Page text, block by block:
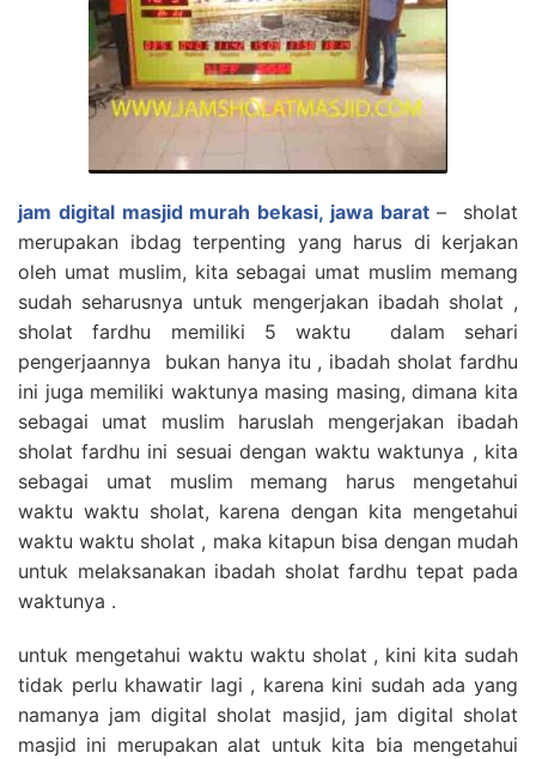
jam digital masjid murah bekasi, jawa barat – sholat
merupakan ibdag terpenting yang harus di kerjakan
oleh umat muslim, kita sebagai umat muslim memang
sudah seharusnya untuk mengerjakan ibadah sholat ,
sholat fardhu memiliki 5 waktu dalam sehari
pengerjaannya bukan hanya itu , ibadah sholat fardhu
ini juga memiliki waktunya masing masing, dimana kita
sebagai umat muslim haruslah mengerjakan ibadah
sholat fardhu ini sesuai dengan waktu waktunya , kita
sebagai umat muslim memang harus mengetahui
waktu waktu sholat, karena dengan kita mengetahui
waktu waktu sholat , maka kitapun bisa dengan mudah
untuk melaksanakan ibadah sholat fardhu tepat pada
waktunya .
untuk mengetahui waktu waktu sholat , kini kita sudah
tidak perlu khawatir lagi , karena kini sudah ada yang
namanya jam digital sholat masjid, jam digital sholat
masjid ini merupakan alat untuk kita bia mengetahui